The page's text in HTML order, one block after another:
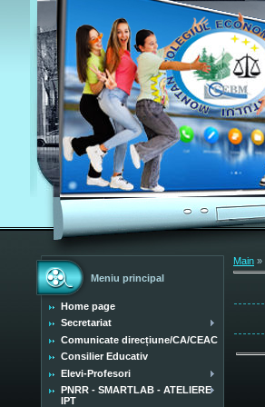
Meniu principal
Home page
Secretariat
Comunicate direcțiune/CA/CEAC
Consilier Educativ
Elevi-Profesori
PNRR - SMARTLAB - ATELIERE
IPT
Main »